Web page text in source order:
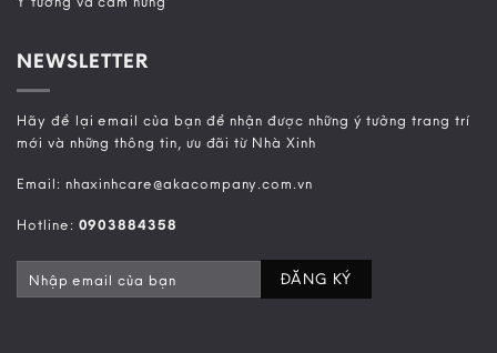
NEWSLETTER
Hãy để lại email của bạn để nhận được những ý tưởng trang trí
mới và những thông tin, ưu đãi từ Nhà Xinh
Email: nhaxinhcare@akacompany.com.vn
Hotline: 0903884358